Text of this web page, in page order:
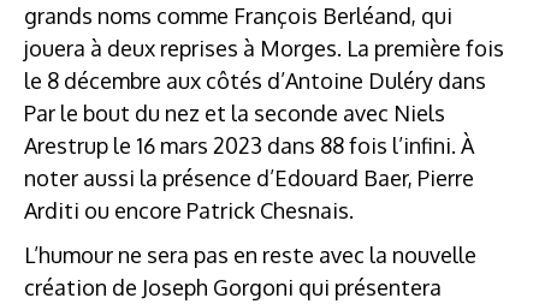
grands noms comme François Berléand, qui
jouera à deux reprises à Morges. La première fois
le 8 décembre aux côtés d’Antoine Duléry dans
Par le bout du nez et la seconde avec Niels
Arestrup le 16 mars 2023 dans 88 fois l’infini. À
noter aussi la présence d’Edouard Baer, Pierre
Arditi ou encore Patrick Chesnais.
L’humour ne sera pas en reste avec la nouvelle
création de Joseph Gorgoni qui présentera